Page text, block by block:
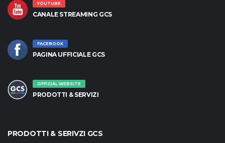
YOUTUBE
CANALE STREAMING GCS
FACEBOOK
PAGINA UFFICIALE GCS
OFFICIAL WEBSITE
PRODOTTI & SERVIZI
PRODOTTI & SERIVZI GCS